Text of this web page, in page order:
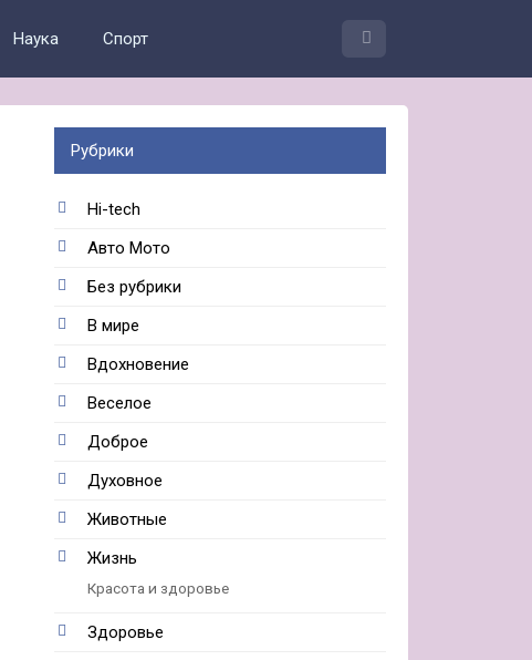
Наука Спорт
Рубрики
Hi-tech
Авто Мото
Без рубрики
В мире
Вдохновение
Веселое
Доброе
Духовное
Животные
Жизнь
Красота и здоровье
Здоровье